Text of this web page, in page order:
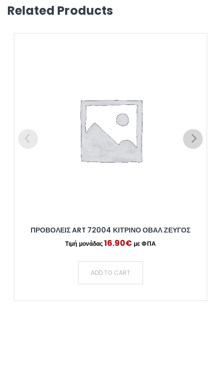
Related Products
ΠΡΟΒΟΛΕΙΣ ART 72004 ΚΙΤΡΙΝΟ ΟΒΑΛ ΖΕΥΓΟΣ
16.90€
ADD TO CART